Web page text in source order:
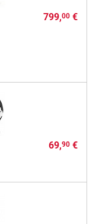
799,00€
69,90€